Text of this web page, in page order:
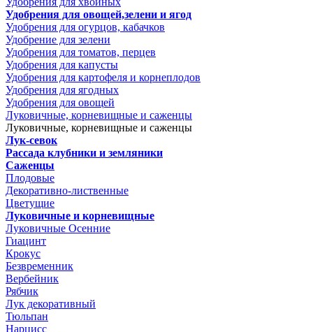
Удобрения для овощей,зелени и ягод
Удобрения для огурцов, кабачков
Удобрение для зелени
Удобрения для томатов, перцев
Удобрения для капусты
Удобрения для картофеля и корнеплодов
Удобрения для ягодных
Удобрения для овощей
Луковичные, корневищные и саженцы
Луковичные, корневищные и саженцы
Лук-севок
Рассада клубники и земляники
Саженцы
Плодовые
Декоративно-лиственные
Цветущие
Луковичные и корневищные
Луковичные Осенние
Гиацинт
Крокус
Безвременник
Вербейник
Рябчик
Лук декоративный
Тюльпан
Нарцисс